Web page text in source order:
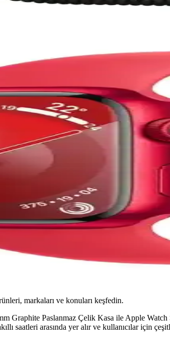
markaları ve konuları keşfedin.
Graphite Paslanmaz Çelik Kasa ile Apple
saatleri arasında yer alır ve kullanıcılar için